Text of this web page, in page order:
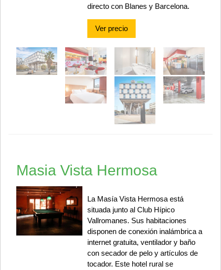
directo con Blanes y Barcelona.
Ver precio
Masia Vista Hermosa
La Masía Vista Hermosa está
situada junto al Club Hípico
Vallromanes. Sus habitaciones
disponen de conexión inalámbrica a
internet gratuita, ventilador y baño
con secador de pelo y artículos de
tocador. Este hotel rural se